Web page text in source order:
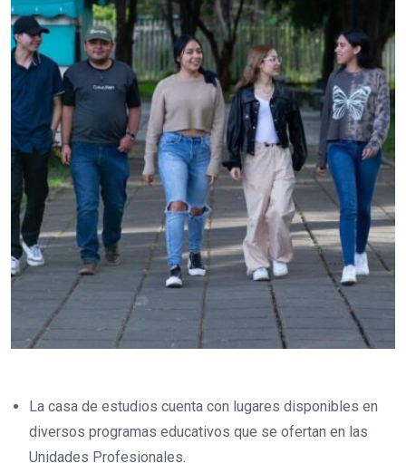
La casa de estudios cuenta con lugares disponibles en
diversos programas educativos que se ofertan en las
Unidades Profesionales.